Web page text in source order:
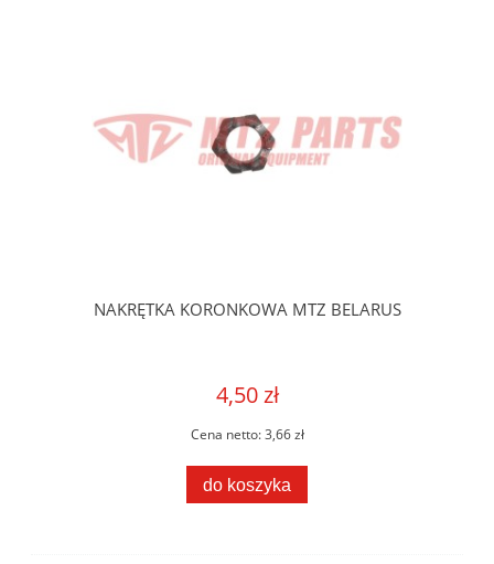
NAKRĘTKA KORONKOWA MTZ BELARUS
4,50 zł
Cena netto:3,66 zł
do koszyka